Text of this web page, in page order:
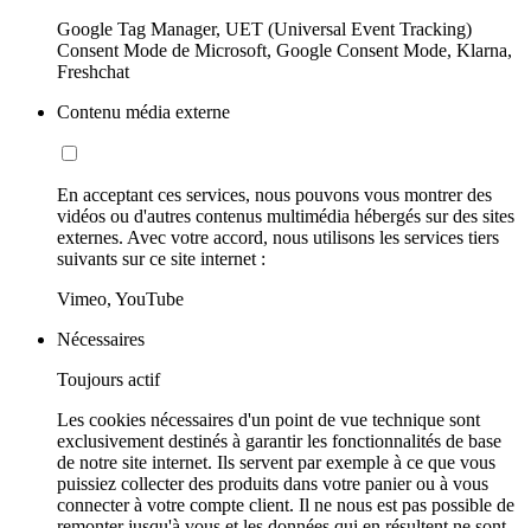
Google Tag Manager, UET (Universal Event Tracking)
Consent Mode de Microsoft, Google Consent Mode, Klarna,
Freshchat
Contenu média externe
En acceptant ces services, nous pouvons vous montrer des
vidéos ou d'autres contenus multimédia hébergés sur des sites
externes. Avec votre accord, nous utilisons les services tiers
suivants sur ce site internet :
Vimeo, YouTube
Nécessaires
Toujours actif
Les cookies nécessaires d'un point de vue technique sont
exclusivement destinés à garantir les fonctionnalités de base
de notre site internet. Ils servent par exemple à ce que vous
puissiez collecter des produits dans votre panier ou à vous
connecter à votre compte client. Il ne nous est pas possible de